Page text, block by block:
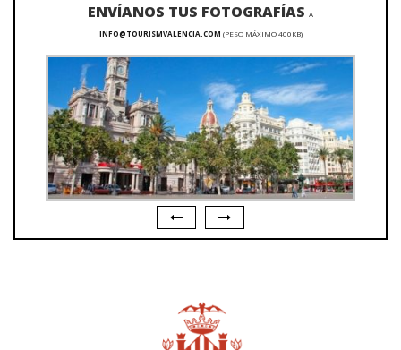
ENVÍANOS TUS FOTOGRAFÍAS A
INFO@TOURISMVALENCIA.COM (PESO MÁXIMO 400KB)